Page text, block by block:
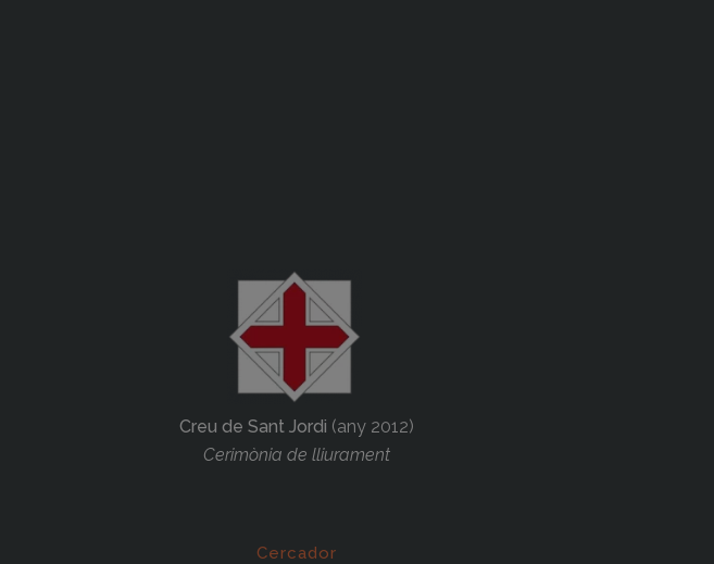
Creu de Sant Jordi (any 2012)
Cerimònia de lliurament
Cercador